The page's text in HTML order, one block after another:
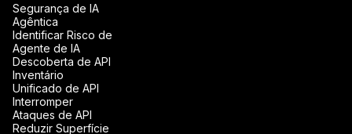
Segurança de IA
Agêntica
Identificar Risco de
Agente de IA
Descoberta de API
Inventário
Unificado de API
Interromper
Ataques de API
Reduzir Superfície